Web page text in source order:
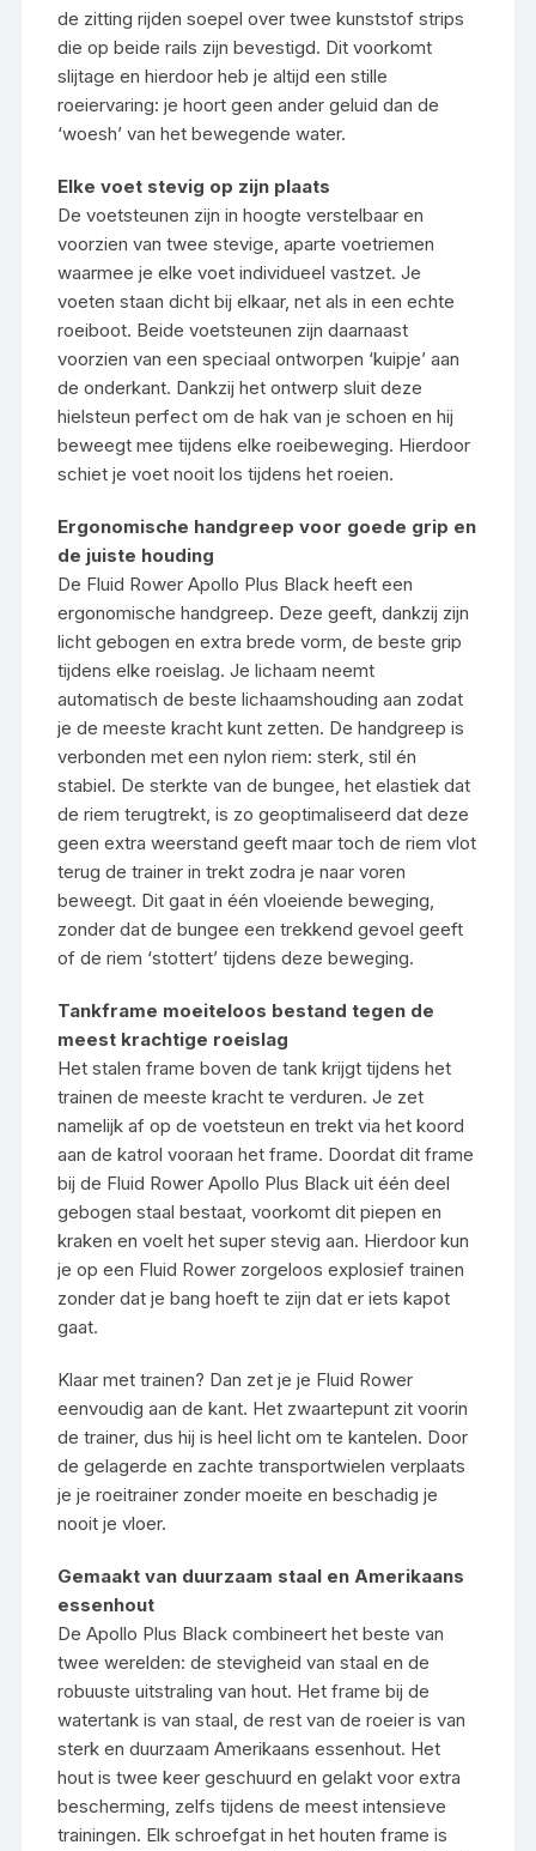
de zitting rijden soepel over twee kunststof strips
die op beide rails zijn bevestigd. Dit voorkomt
slijtage en hierdoor heb je altijd een stille
roeiervaring: je hoort geen ander geluid dan de
‘woesh’ van het bewegende water.
Elke voet stevig op zijn plaats
De voetsteunen zijn in hoogte verstelbaar en
voorzien van twee stevige, aparte voetriemen
waarmee je elke voet individueel vastzet. Je
voeten staan dicht bij elkaar, net als in een echte
roeiboot. Beide voetsteunen zijn daarnaast
voorzien van een speciaal ontworpen ‘kuipje’ aan
de onderkant. Dankzij het ontwerp sluit deze
hielsteun perfect om de hak van je schoen en hij
beweegt mee tijdens elke roeibeweging. Hierdoor
schiet je voet nooit los tijdens het roeien.
Ergonomische handgreep voor goede grip en
de juiste houding
De Fluid Rower Apollo Plus Black heeft een
ergonomische handgreep. Deze geeft, dankzij zijn
licht gebogen en extra brede vorm, de beste grip
tijdens elke roeislag. Je lichaam neemt
automatisch de beste lichaamshouding aan zodat
je de meeste kracht kunt zetten. De handgreep is
verbonden met een nylon riem: sterk, stil én
stabiel. De sterkte van de bungee, het elastiek dat
de riem terugtrekt, is zo geoptimaliseerd dat deze
geen extra weerstand geeft maar toch de riem vlot
terug de trainer in trekt zodra je naar voren
beweegt. Dit gaat in één vloeiende beweging,
zonder dat de bungee een trekkend gevoel geeft
of de riem ‘stottert’ tijdens deze beweging.
Tankframe moeiteloos bestand tegen de
meest krachtige roeislag
Het stalen frame boven de tank krijgt tijdens het
trainen de meeste kracht te verduren. Je zet
namelijk af op de voetsteun en trekt via het koord
aan de katrol vooraan het frame. Doordat dit frame
bij de Fluid Rower Apollo Plus Black uit één deel
gebogen staal bestaat, voorkomt dit piepen en
kraken en voelt het super stevig aan. Hierdoor kun
je op een Fluid Rower zorgeloos explosief trainen
zonder dat je bang hoeft te zijn dat er iets kapot
gaat.
Klaar met trainen? Dan zet je je Fluid Rower
eenvoudig aan de kant. Het zwaartepunt zit voorin
de trainer, dus hij is heel licht om te kantelen. Door
de gelagerde en zachte transportwielen verplaats
je je roeitrainer zonder moeite en beschadig je
nooit je vloer.
Gemaakt van duurzaam staal en Amerikaans
essenhout
De Apollo Plus Black combineert het beste van
twee werelden: de stevigheid van staal en de
robuuste uitstraling van hout. Het frame bij de
watertank is van staal, de rest van de roeier is van
sterk en duurzaam Amerikaans essenhout. Het
hout is twee keer geschuurd en gelakt voor extra
bescherming, zelfs tijdens de meest intensieve
trainingen. Elk schroefgat in het houten frame is